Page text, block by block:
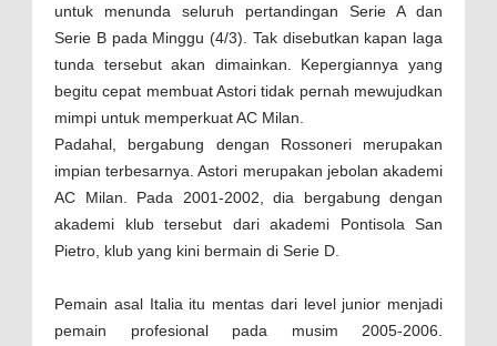
untuk menunda seluruh pertandingan Serie A dan
Serie B pada Minggu (4/3). Tak disebutkan kapan laga
tunda tersebut akan dimainkan. Kepergiannya yang
begitu cepat membuat Astori tidak pernah mewujudkan
mimpi untuk memperkuat AC Milan.
Padahal, bergabung dengan Rossoneri merupakan
impian terbesarnya. Astori merupakan jebolan akademi
AC Milan. Pada 2001-2002, dia bergabung dengan
akademi klub tersebut dari akademi Pontisola San
Pietro, klub yang kini bermain di Serie D.
Pemain asal Italia itu mentas dari level junior menjadi
pemain profesional pada musim 2005-2006.